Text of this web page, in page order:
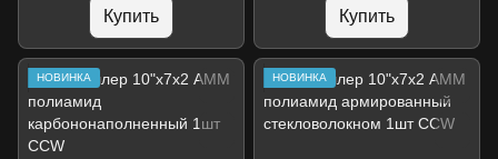
Купить Купить
НОВИНКА НОВИНКА